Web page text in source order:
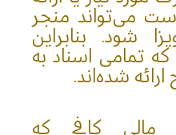
می‌تواند منجر
شود. بنابراین
تمامی اسناد به
شده‌اند.
مالی کافی که